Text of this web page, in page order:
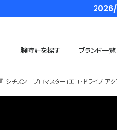
2026/
腕時計を探す ブランド一覧
『「シチズン プロマスター」エコ･ドライブ ア